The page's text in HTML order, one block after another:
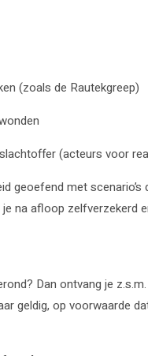
(zoals de Rautekgreep)
(acteurs voor
geoefend met
na afloop zelfverzekerd
Dan ontvang je
geldig, op voorwaarde